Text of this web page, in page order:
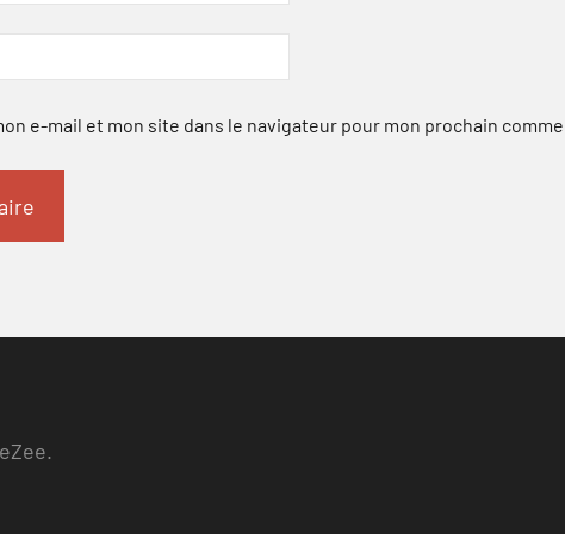
e-mail et mon site dans le navigateur pour mon prochain